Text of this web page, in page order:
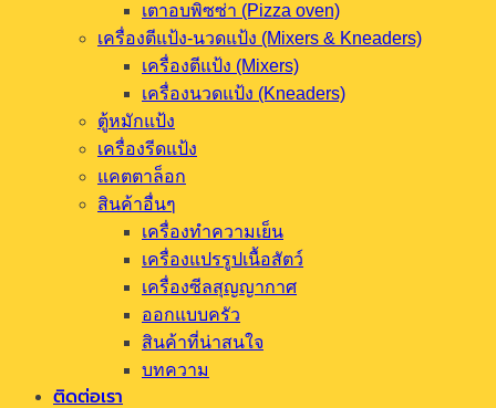
เตาอบพิซซ่า (Pizza oven)
เครื่องตีแป้ง-นวดแป้ง (Mixers & Kneaders)
เครื่องตีแป้ง (Mixers)
เครื่องนวดแป้ง (Kneaders)
ตู้หมักแป้ง
เครื่องรีดแป้ง
แคตตาล็อก
สินค้าอื่นๆ
เครื่องทำความเย็น
เครื่องแปรรูปเนื้อสัตว์
เครื่องซีลสุญญากาศ
ออกแบบครัว
สินค้าที่น่าสนใจ
บทความ
ติดต่อเรา